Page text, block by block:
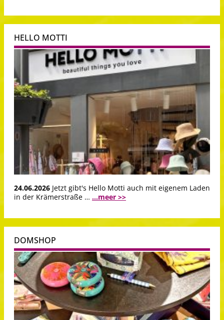
HELLO MOTTI
24.06.2026 Jetzt gibt's Hello Motti auch mit eigenem Laden
in der Krämerstraße … ...meer >>
DOMSHOP